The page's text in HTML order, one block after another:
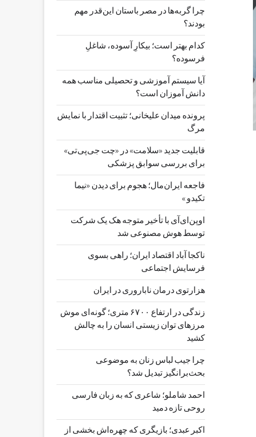
چرا گربه‌ها در مصر باستان این‌قدر مهم
بودند؟
کدام بهتر است؛ بیکارِ آسوده، شاغلِ
فرسوده؟
آیا سیستم آموزشی و تحصیلی مناسب همه
دانش آموزان است؟
پرونده میدان علیخانی؛ تثبیت اقتدار با نمایش
مرگ
قابلیت جدید «سلامت» در «چت ‌جی‌پی‌تی»
برای بررسی سوابق پزشکی
فاجعه ایران‌مال؛ هجوم برای دیدن «نیما
تکیدو »
اوپن‌ای‌آی با تأخیر متوجه هک یک شرکت
توسط هوش مصنوعی شد
ناکجا آباد اقتصاد ایران؛ راهی بسوی
فرسایش اجتماعی
هزارتوی درمان ناباروری در ایران
زندگی در ارتفاع ۶۷۰۰ متری؛ گونه‌ای موش
مرزهای توان زیستی انسان را به چالش
کشید
چرا جیب‌ لباس زنان به موضوعی
بحث‌برانگیز تبدیل شد؟
احمد شاملو؛ شاعری که به زبان فارسی
روحی تازه دمید
اکبر عبدی؛ بازیگری که چهره‌اش بخشی از